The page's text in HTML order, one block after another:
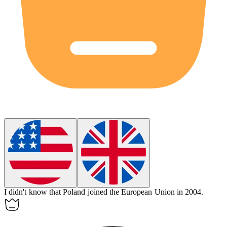
I didn't know thatPoland joined the European Union in 2004.